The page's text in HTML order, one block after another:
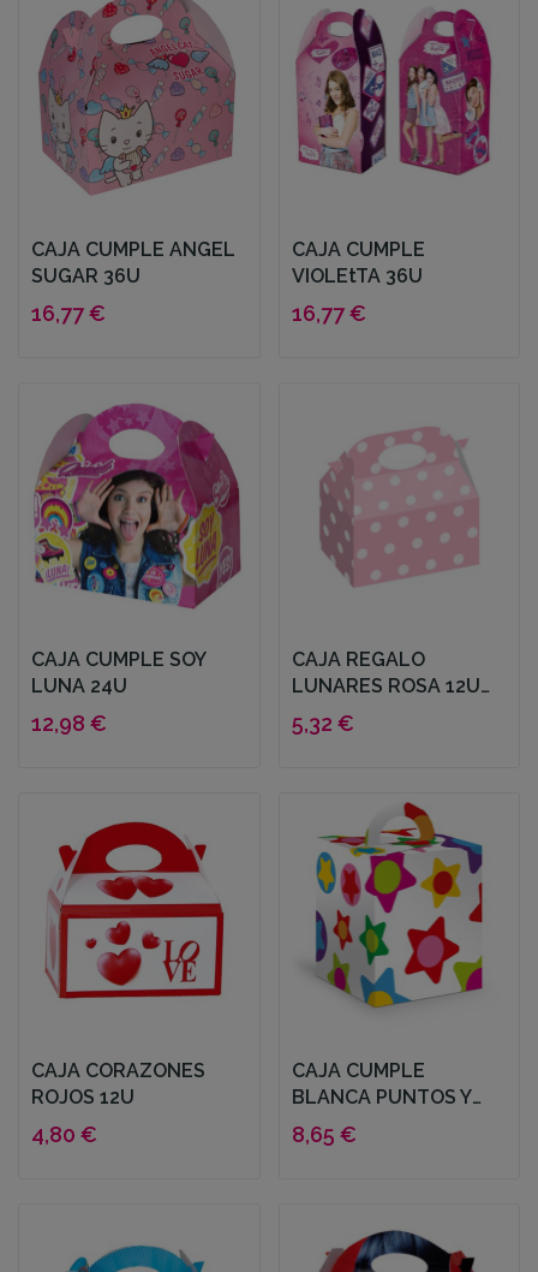
CAJA CUMPLE ANGEL
SUGAR 36U
16,77 €
CAJA CUMPLE
VIOLEtTA 36U
16,77 €
CAJA CUMPLE SOY
LUNA 24U
12,98 €
CAJA REGALO
LUNARES ROSA 12U
15X9X15CM
5,32 €
CAJA CORAZONES
ROJOS 12U
4,80 €
CAJA CUMPLE
BLANCA PUNTOS Y
ESTRELLAS 25U
8,65 €